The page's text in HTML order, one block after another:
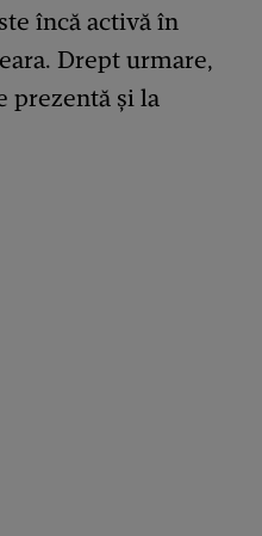
încă activă în
Drept urmare,
prezentă și la